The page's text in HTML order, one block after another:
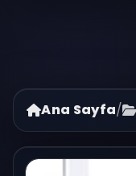
Ana Sayfa/